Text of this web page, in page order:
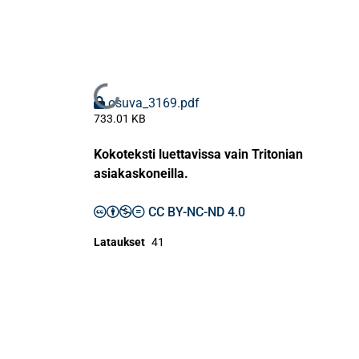
Ladataan...
osuva_3169.pdf
733.01 KB
Kokoteksti luettavissa vain Tritonian
asiakaskoneilla.
CC BY-NC-ND 4.0
Lataukset 41